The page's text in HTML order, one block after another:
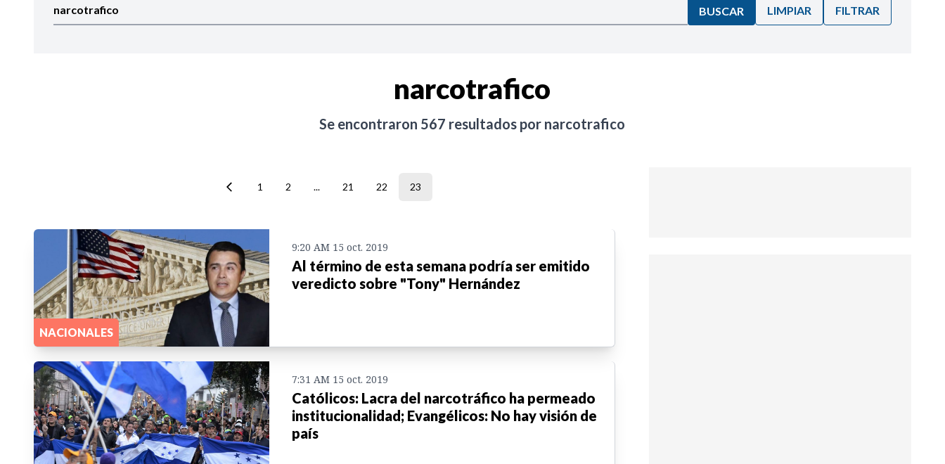
BUSCAR LIMPIAR FILTRAR
narcotrafico
Se encontraron 567 resultados por narcotrafico
1 2 ... 21 22 23
NACIONALES
9:20 AM 15 oct. 2019
Al término de esta semana podría ser emitido
veredicto sobre "Tony" Hernández
7:31 AM 15 oct. 2019
Católicos: Lacra del narcotráfico ha permeado
institucionalidad; Evangélicos: No hay visión de
país